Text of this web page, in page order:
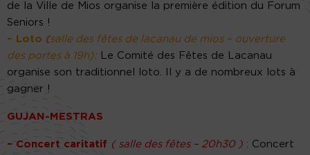
de la Ville de Mios organise la première édition du Forum
Seniors !
– Loto (salle des fêtes de lacanau de mios – ouverture
des portes à 19h):Le Comité des Fêtes de Lacanau
organise son traditionnel loto. Il y a de nombreux lots à
gagner !
GUJAN-MESTRAS
– Concert caritatif ( salle des fêtes – 20h30 ) : Concert